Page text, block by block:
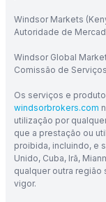
Windsor Markets
Autoridade de
Windsor Global
Comissão de
Os serviços e
windsorbrokers.com
utilização por
que a prestação ou
proibida, incluindo, e
Unido, Cuba, Irã,
qualquer outra região
vigor.